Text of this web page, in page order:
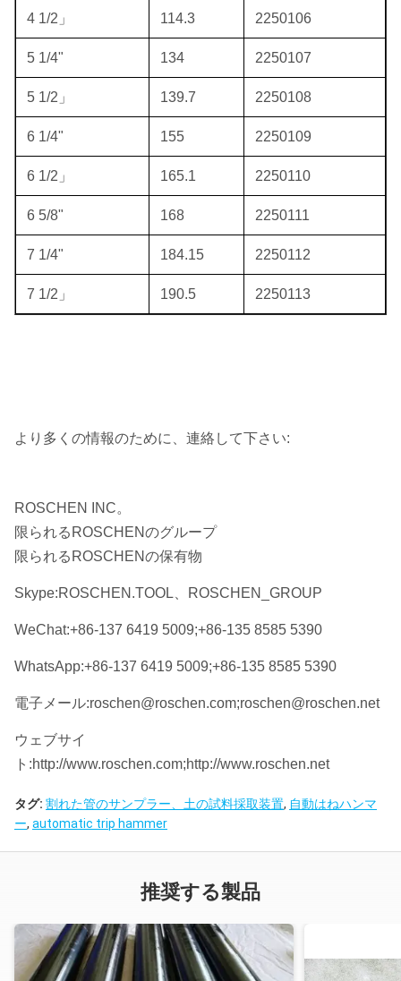
4 1/2」 114.3 2250106
5 1/4" 134 2250107
5 1/2」 139.7 2250108
6 1/4" 155 2250109
6 1/2」 165.1 2250110
6 5/8" 168 2250111
7 1/4" 184.15 2250112
7 1/2」 190.5 2250113
より多くの情報のために、連絡して下さい:
ROSCHEN INC。
限られるROSCHENのグループ
限られるROSCHENの保有物
Skype:ROSCHEN.TOOL、ROSCHEN_GROUP
WeChat:+86-137 6419 5009;+86-135 8585 5390
WhatsApp:+86-137 6419 5009;+86-135 8585 5390
電子メール:roschen@roschen.com;roschen@roschen.net
ウェブサイ
ト:http://www.roschen.com;http://www.roschen.net
タグ: 割れた管のサンプラー、土の試料採取装置, 自動はねハンマ
ー, automatic trip hammer
推奨する製品